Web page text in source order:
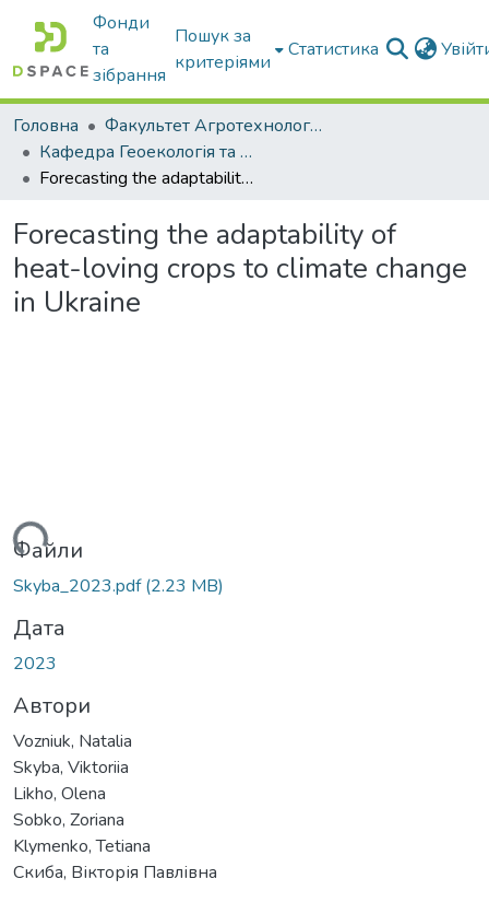
Фонди
та
зібрання
Пошук за
критеріями
Статистика
Головна
Факультет Агротехнологій та екології
Кафедра Геоекологія та землеустрій
Forecasting the adaptability of heat-loving crops to climate change in Ukraine
Forecasting the adaptability of
heat-loving crops to climate change
in Ukraine
Файли
Skyba_2023.pdf(2.23 MB)
Дата
2023
Автори
Vozniuk, Natalia
Skyba, Viktoriia
Likho, Olena
Sobko, Zoriana
Klymenko, Tetiana
Скиба, Вікторія Павлівна